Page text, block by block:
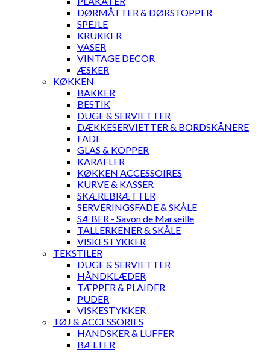
DØRMÅTTER & DØRSTOPPER
SPEJLE
KRUKKER
VASER
VINTAGE DECOR
ÆSKER
KØKKEN
BAKKER
BESTIK
DUGE & SERVIETTER
DÆKKESERVIETTER & BORDSKÅNERE
FADE
GLAS & KOPPER
KARAFLER
KØKKEN ACCESSOIRES
KURVE & KASSER
SKÆREBRÆTTER
SERVERINGSFADE & SKÅLE
SÆBER - Savon de Marseille
TALLERKENER & SKÅLE
VISKESTYKKER
TEKSTILER
DUGE & SERVIETTER
HÅNDKLÆDER
TÆPPER & PLAIDER
PUDER
VISKESTYKKER
TØJ & ACCESSORIES
HANDSKER & LUFFER
BÆLTER